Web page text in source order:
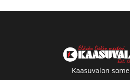
Kaasuvalon some